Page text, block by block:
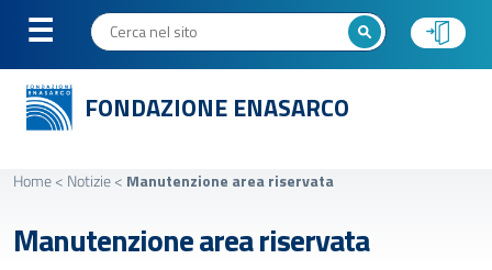
FONDAZIONE ENASARCO
Home< Notizie< Manutenzione area riservata
Manutenzione area riservata